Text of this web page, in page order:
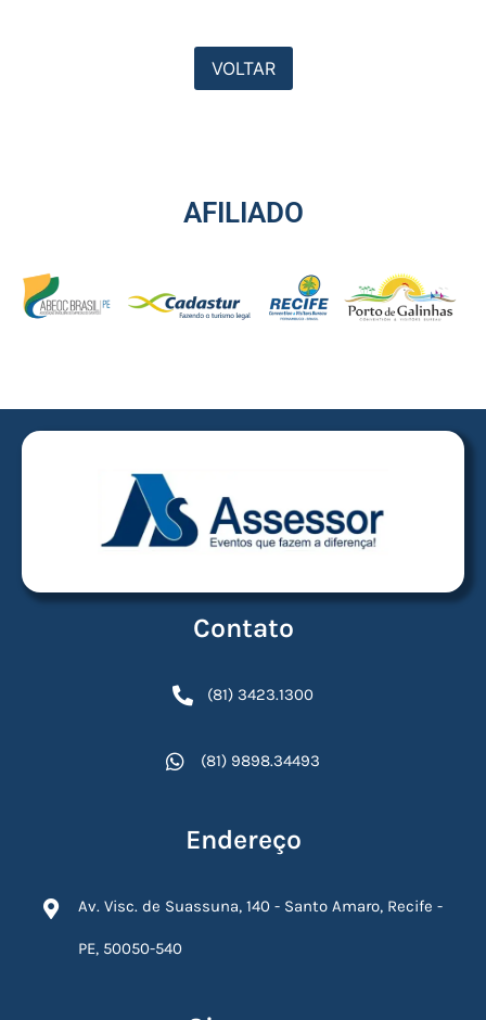
VOLTAR
AFILIADO
Contato
(81) 3423.1300
(81) 9898.34493
Endereço
Av. Visc. de Suassuna, 140 - Santo Amaro, Recife -
PE, 50050-540